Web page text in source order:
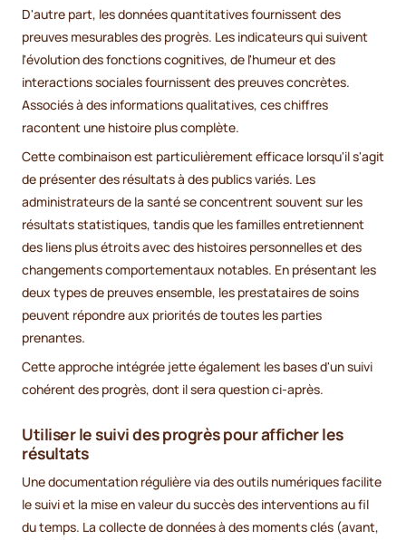
D'autre part, les données quantitatives fournissent des
preuves mesurables des progrès. Les indicateurs qui suivent
l'évolution des fonctions cognitives, de l'humeur et des
interactions sociales fournissent des preuves concrètes.
Associés à des informations qualitatives, ces chiffres
racontent une histoire plus complète.
Cette combinaison est particulièrement efficace lorsqu'il s'agit
de présenter des résultats à des publics variés. Les
administrateurs de la santé se concentrent souvent sur les
résultats statistiques, tandis que les familles entretiennent
des liens plus étroits avec des histoires personnelles et des
changements comportementaux notables. En présentant les
deux types de preuves ensemble, les prestataires de soins
peuvent répondre aux priorités de toutes les parties
prenantes.
Cette approche intégrée jette également les bases d'un suivi
cohérent des progrès, dont il sera question ci-après.
Utiliser le suivi des progrès pour afficher les
résultats
Une documentation régulière via des outils numériques facilite
le suivi et la mise en valeur du succès des interventions au fil
du temps. La collecte de données à des moments clés (avant,